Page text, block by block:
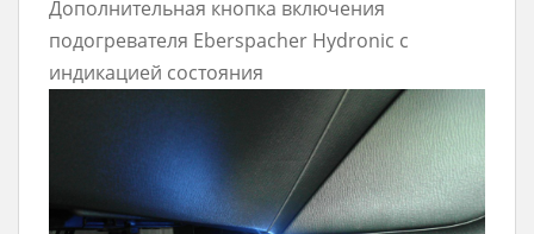
Дополнительная кнопка включения
подогревателя Eberspacher Hydronic с
индикацией состояния